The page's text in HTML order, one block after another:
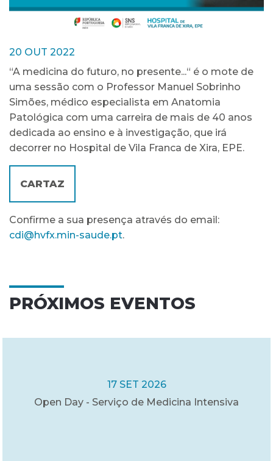
20 OUT 2022
“A medicina do futuro, no presente...“ é o mote de
uma sessão com o Professor Manuel Sobrinho
Simões, médico especialista em Anatomia
Patológica com uma carreira de mais de 40 anos
dedicada ao ensino e à investigação, que irá
decorrer no Hospital de Vila Franca de Xira, EPE.
CARTAZ
Confirme a sua presença através do email:
cdi@hvfx.min-saude.pt.
PRÓXIMOS EVENTOS
17 SET 2026
Open Day - Serviço de Medicina Intensiva